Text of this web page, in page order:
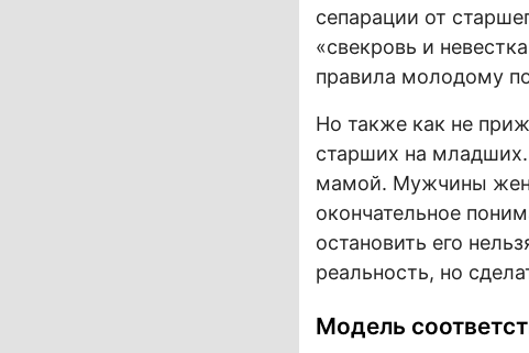
сепарации от
«свекровь и
правила молодому
Но также как не
старших на
мамой. Мужчины
окончательное
остановить его
реальность, но
Модель